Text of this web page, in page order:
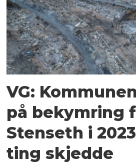
VG:
på bekymring
Stenseth i
ting skjedde